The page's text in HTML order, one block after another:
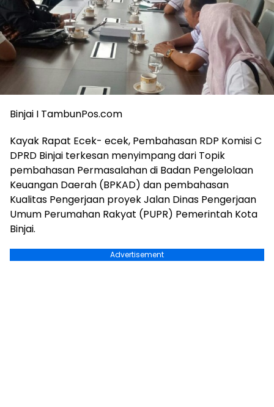
Binjai I TambunPos.com
Kayak Rapat Ecek- ecek, Pembahasan RDP Komisi C
DPRD Binjai terkesan menyimpang dari Topik
pembahasan Permasalahan di Badan Pengelolaan
Keuangan Daerah (BPKAD) dan pembahasan
Kualitas Pengerjaan proyek Jalan Dinas Pengerjaan
Umum Perumahan Rakyat (PUPR) Pemerintah Kota
Binjai.
Advertisement